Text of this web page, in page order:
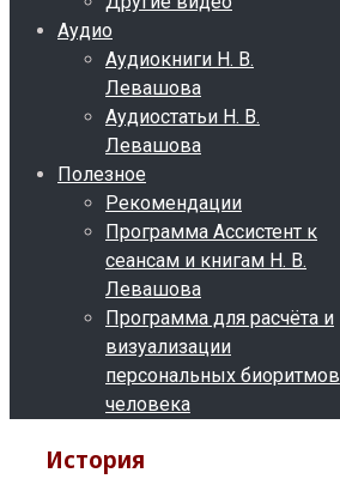
Аудио
Аудиокниги Н. В.
Левашова
Аудиостатьи Н. В.
Левашова
Полезное
Рекомендации
Программа Ассистент к
сеансам и книгам Н. В.
Левашова
Программа для расчёта и
визуализации
персональных биоритмов
человека
История